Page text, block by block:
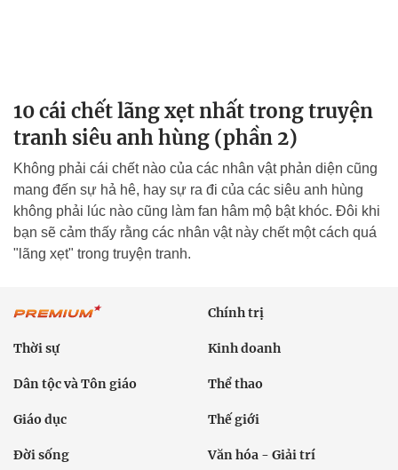
10 cái chết lãng xẹt nhất trong truyện
tranh siêu anh hùng (phần 2)
Không phải cái chết nào của các nhân vật phản diện cũng
mang đến sự hả hê, hay sự ra đi của các siêu anh hùng
không phải lúc nào cũng làm fan hâm mộ bật khóc. Đôi khi
bạn sẽ cảm thấy rằng các nhân vật này chết một cách quá
"lãng xẹt" trong truyện tranh.
Chính trị
Thời sự Kinh doanh
Dân tộc và Tôn giáo Thể thao
Giáo dục Thế giới
Đời sống Văn hóa - Giải trí